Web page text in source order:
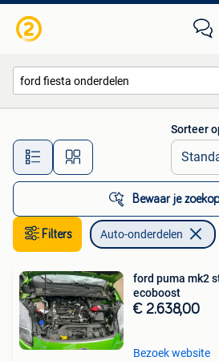
Alle afstanden…
Sorteer
Bewaar je
Filters Auto-onderdelen
ford puma mk2
ecoboost
€ 2.638,00
Bezoek website